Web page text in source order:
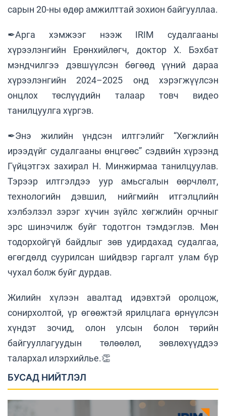
сарын 20-ны өдөр амжилттай зохион байгууллаа.
✒Арга хэмжээг нээж IRIM судалгааны
хүрээлэнгийн Ерөнхийлөгч, доктор Х. Бэхбат
мэндчилгээ дэвшүүлсэн бөгөөд үүний дараа
хүрээлэнгийн 2024–2025 онд хэрэгжүүлсэн
онцлох төслүүдийн талаар товч видео
танилцуулга хүргэв.
✒Энэ жилийн үндсэн илтгэлийг “Хөгжлийн
ирээдүйг судалгааны өнцгөөс” сэдвийн хүрээнд
Гүйцэтгэх захирал Н. Минжирмаа танилцуулав.
Тэрээр илтгэлдээ уур амьсгалын өөрчлөлт,
технологийн дэвшил, нийгмийн итгэлцлийн
хэлбэлзэл зэрэг хүчин зүйлс хөгжлийн орчныг
эрс шинэчилж буйг тодотгон тэмдэглэв. Мөн
тодорхойгүй байдлыг зөв удирдахад судалгаа,
өгөгдөлд суурилсан шийдвэр гаргалт улам бүр
чухал болж буйг дурдав.
Жилийн хүлээн авалтад идэвхтэй оролцож,
сонирхолтой, үр өгөөжтэй ярилцлага өрнүүлсэн
хүндэт зочид, олон улсын болон төрийн
байгууллагуудын төлөөлөл, зөвлөхүүддээ
талархал илэрхийлье.👏
БУСАД НИЙТЛЭЛ